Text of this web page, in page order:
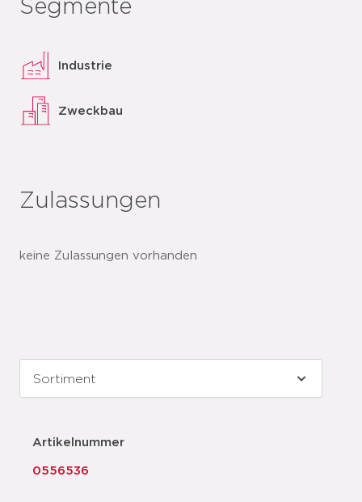
Segmente
Industrie
Zweckbau
Zulassungen
keine Zulassungen vorhanden
Artikelnummer
0556536